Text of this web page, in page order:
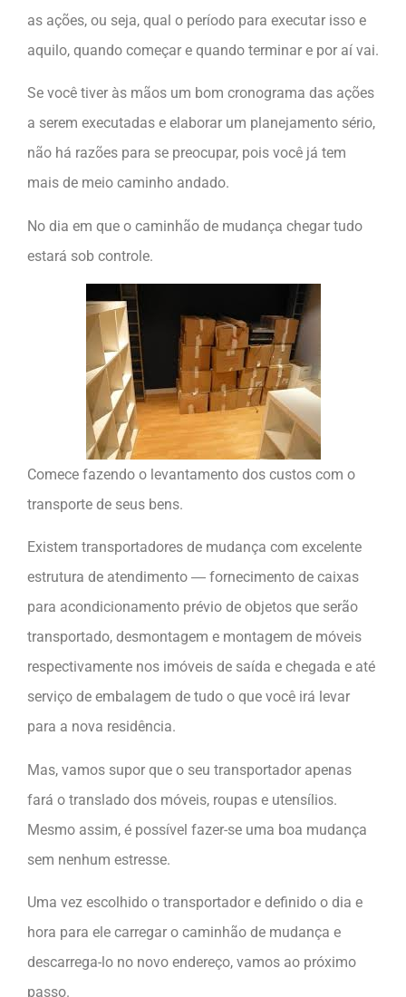
as ações, ou seja, qual o período para executar isso e
aquilo, quando começar e quando terminar e por aí vai.
Se você tiver às mãos um bom cronograma das ações
a serem executadas e elaborar um planejamento sério,
não há razões para se preocupar, pois você já tem
mais de meio caminho andado.
No dia em que o caminhão de mudança chegar tudo
estará sob controle.
Comece fazendo o levantamento dos custos com o
transporte de seus bens.
Existem transportadores de mudança com excelente
estrutura de atendimento ― fornecimento de caixas
para acondicionamento prévio de objetos que serão
transportado, desmontagem e montagem de móveis
respectivamente nos imóveis de saída e chegada e até
serviço de embalagem de tudo o que você irá levar
para a nova residência.
Mas, vamos supor que o seu transportador apenas
fará o translado dos móveis, roupas e utensílios.
Mesmo assim, é possível fazer-se uma boa mudança
sem nenhum estresse.
Uma vez escolhido o transportador e definido o dia e
hora para ele carregar o caminhão de mudança e
descarrega-lo no novo endereço, vamos ao próximo
passo.